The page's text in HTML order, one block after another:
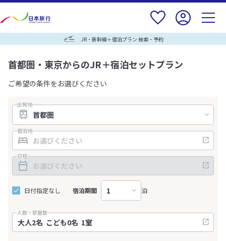
JR・新幹線＋宿泊プラン 検索・予約
首都圏・東京からのJR＋宿泊セットプラン
ご希望の条件をお選びください
出発地
宿泊地
日程
日付指定なし 宿泊期間 泊
人数・部屋数